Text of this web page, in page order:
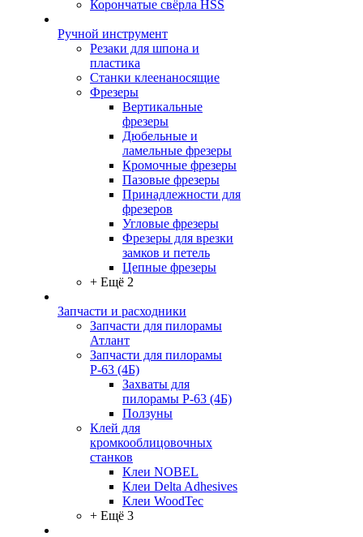
Корончатые свёрла HSS
Ручной инструмент
Резаки для шпона и
пластика
Станки клеенаносящие
Фрезеры
Вертикальные
фрезеры
Дюбельные и
ламельные фрезеры
Кромочные фрезеры
Пазовые фрезеры
Принадлежности для
фрезеров
Угловые фрезеры
Фрезеры для врезки
замков и петель
Цепные фрезеры
+ Ещё 2
Запчасти и расходники
Запчасти для пилорамы
Атлант
Запчасти для пилорамы
Р-63 (4Б)
Захваты для
пилорамы Р-63 (4Б)
Ползуны
Клей для
кромкооблицовочных
станков
Клеи NOBEL
Клеи Delta Adhesives
Клеи WoodTec
+ Ещё 3